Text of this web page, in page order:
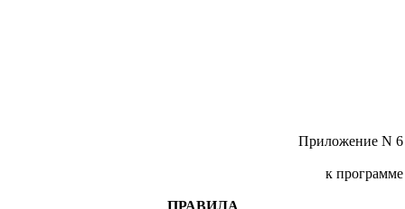
Приложение N 6
к программе
ПРАВИЛА